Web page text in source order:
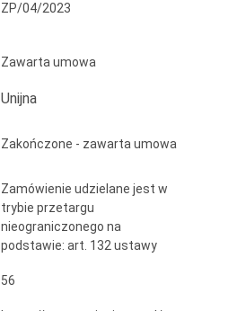
ZP/04/2023
Zawarta umowa
Unijna
Zakończone - zawarta umowa
Zamówienie udzielane jest w
trybie przetargu
nieograniczonego na
podstawie: art. 132 ustawy
56